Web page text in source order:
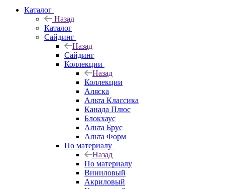
Каталог
Назад
Каталог
Сайдинг
Назад
Сайдинг
Коллекции
Назад
Коллекции
Аляска
Альта Классика
Канада Плюс
Блокхаус
Альта Брус
Альта Форм
По материалу
Назад
По материалу
Виниловый
Акриловый